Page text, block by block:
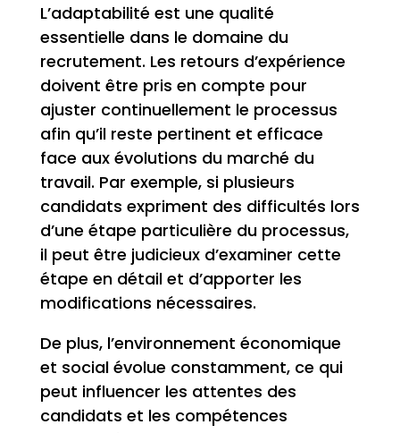
L’adaptabilité est une qualité
essentielle dans le domaine du
recrutement. Les retours d’expérience
doivent être pris en compte pour
ajuster continuellement le processus
afin qu’il reste pertinent et efficace
face aux évolutions du marché du
travail. Par exemple, si plusieurs
candidats expriment des difficultés lors
d’une étape particulière du processus,
il peut être judicieux d’examiner cette
étape en détail et d’apporter les
modifications nécessaires.
De plus, l’environnement économique
et social évolue constamment, ce qui
peut influencer les attentes des
candidats et les compétences